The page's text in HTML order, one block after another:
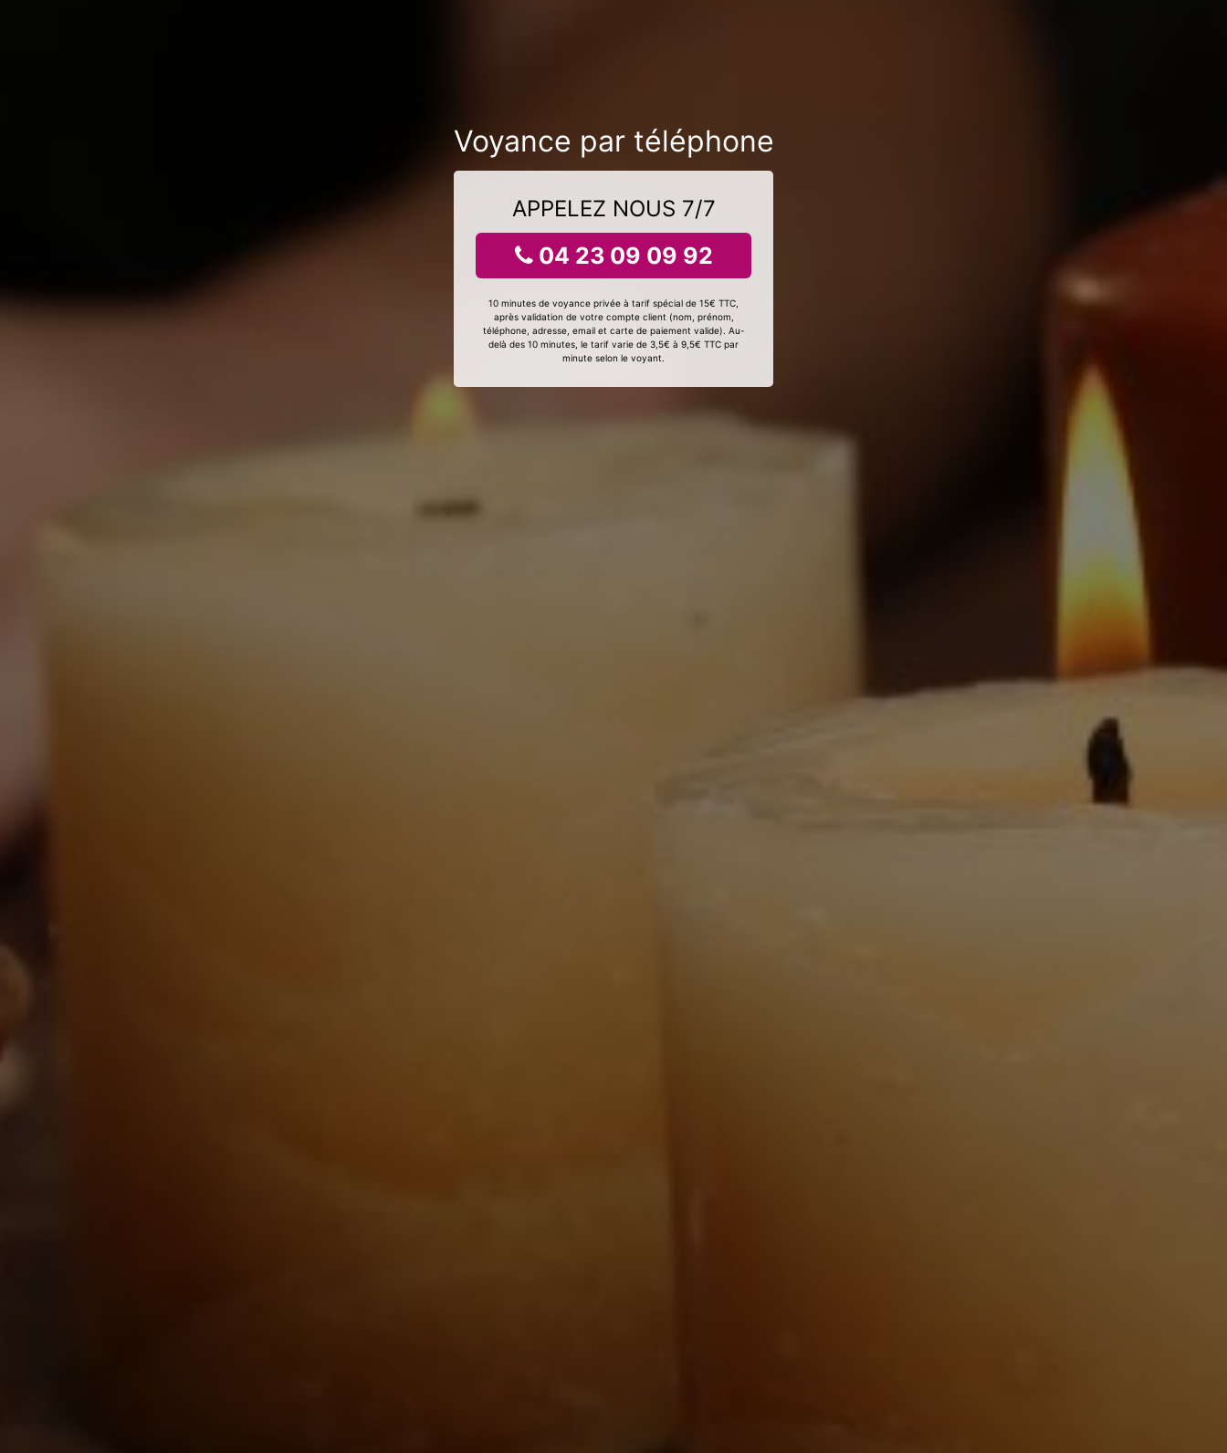
Voyance par téléphone
APPELEZ NOUS 7/7
04 23 09 09 92
10 minutes de voyance privée à tarif spécial de 15€ TTC,
après validation de votre compte client (nom, prénom,
téléphone, adresse, email et carte de paiement valide). Au-
delà des 10 minutes, le tarif varie de 3,5€ à 9,5€ TTC par
minute selon le voyant.